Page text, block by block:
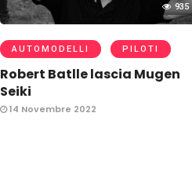
935
AUTOMODELLI PILOTI
Robert Batlle lascia Mugen
Seiki
14 Novembre 2022